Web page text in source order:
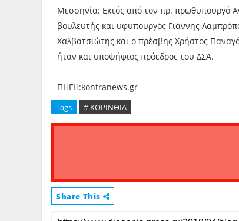
Μεσσηνία: Εκτός από τον πρ. πρωθυπουργό
βουλευτής και υφυπουργός Γιάννης
Χαλβατσιώτης και ο πρέσβης Χρήστος
ήταν και υποψήφιος πρόεδρος του ΔΣΑ.
ΠΗΓΗ:kontranews.gr
Tags # ΚΟΡΙΝΘΙΑ
Share This